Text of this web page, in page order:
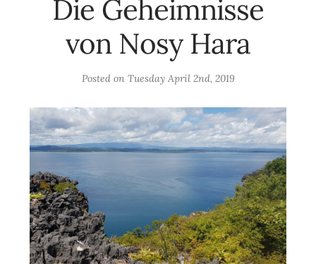
Die Geheimnisse
von Nosy Hara
Posted on Tuesday April 2nd, 2019